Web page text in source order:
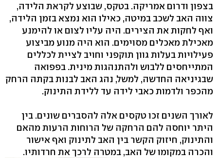
בצפון ודרום אמריקה. בטקס, שבוצע לקראת הלידה,
צווה האב לשכב במיטה, כאילו הוא נמצא בזמן הלידה,
ואף לחקות את הצירים. היה עליו לצום או להימנע
מאכילת מאכלים מסוימים. הוא היה מנוע מביצוע
פעילויות בעלות גוון תוקפני וחויב לציית לכללים
המתייחסים ללבוש ולהתנהגות מינית. בפפואה
שבגיניאה החדשה, למשל, נהג האב לבנות בקתה הרחק
מהכפר ולדמות כאבי לידה עד ללידת התינוק.
לאורך השנים זכו טקסים אלה להסברים שונים. בין
היתר יוחסה להם הרחקה של הרוחות הרעות מהאם
והתינוק, חיזוק הקשר בין האב לתינוק ואף אישור
והכרה במקומו של האב, במטרה לרכך את חרדותיו.